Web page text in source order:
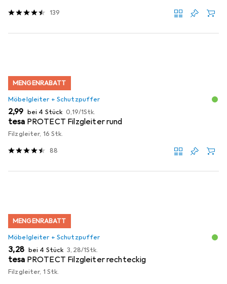
139
MENGENRABATT
Möbelgleiter + Schutzpuffer
EUR
2,99 bei 4 Stück EUR
0,19/1Stk.
tesa PROTECT Filzgleiter rund
Filzgleiter, 16 Stk.
88
MENGENRABATT
Möbelgleiter + Schutzpuffer
EUR
3,28 bei 4 Stück EUR
3,28/1Stk.
tesa PROTECT Filzgleiter rechteckig
Filzgleiter, 1 Stk.